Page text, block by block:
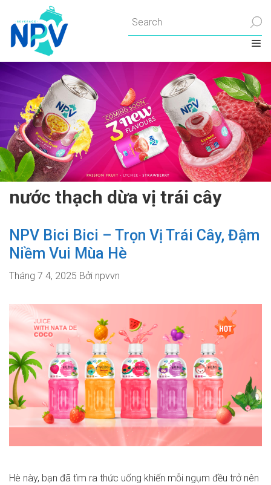
đến
nước thạch dừa vị trái cây
NPV Bici Bici – Trọn Vị Trái Cây, Đậm
Niềm Vui Mùa Hè
Tháng 7 4, 2025 Bởi npvvn
Hè này, bạn đã tìm ra thức uống khiến mỗi ngụm đều trở nên